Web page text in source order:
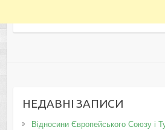
НЕДАВНІ ЗАПИСИ
Відносини Європейського Союзу і